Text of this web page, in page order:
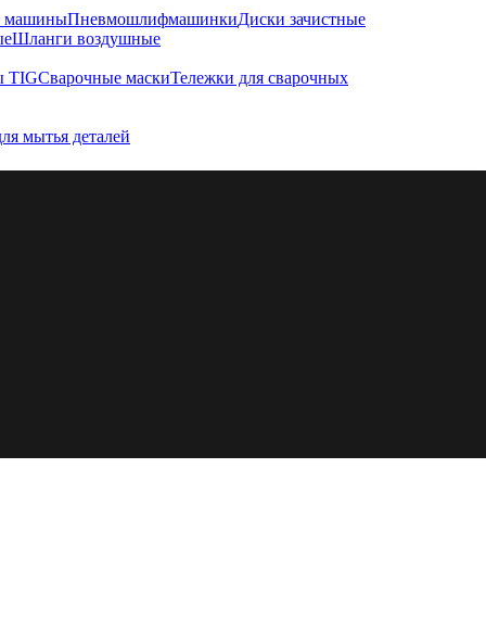
машиныПневмошлифмашинкиДиски зачистные
Шланги воздушные
TIGСварочные маскиТележки для сварочных
мытья деталей